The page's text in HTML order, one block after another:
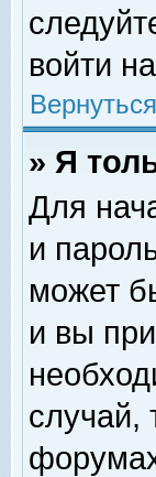
войти
» Я
Для
и
может
и вы
случай,